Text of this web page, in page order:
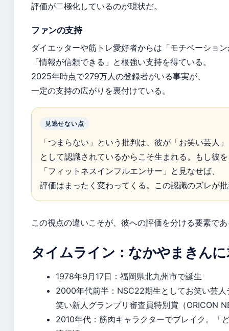
評価が二極化しているのが現状だ。
ファンの支持
ダイエッターや筋トレ愛好者からは「モチベーショ
「情報が信頼できる」と根強い支持を得ている。
2025年時点で279万人の登録者がいる事実が、
一定の支持の広がりを裏付けている。
見逃せない点
「つまらない」という批判は、彼が「お笑い芸人」
として認識されているからこそ生まれる。もし彼を
「フィットネスインフルエンサー」と見なせば、
評価はまったく変わってくる。この認識のズレが
この視点の違いこそが、彼への評価を分ける要素で
タイムライン：なかやまきん
1978年9月17日 ：福岡県北九州市で誕生
2000年代前半：NSC22期生としてお笑い芸人
笑い新人グランプリ審査員特別賞（ORICON
2010年代：筋肉キャラクターでブレイク。「